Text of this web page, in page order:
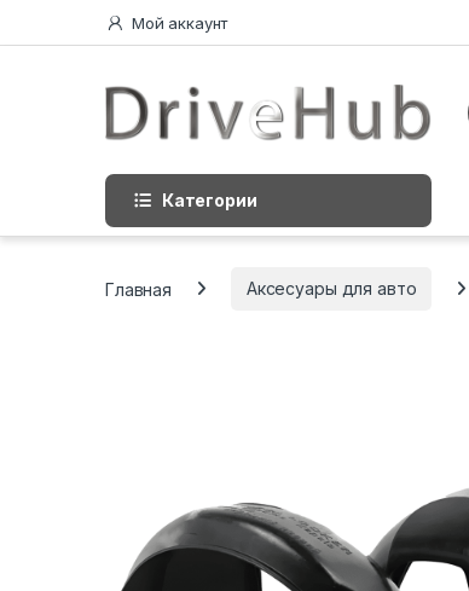
Перейти к навигации
перейти к содержанию
Мой аккаунт
Категории
Главная Аксесуары для авто